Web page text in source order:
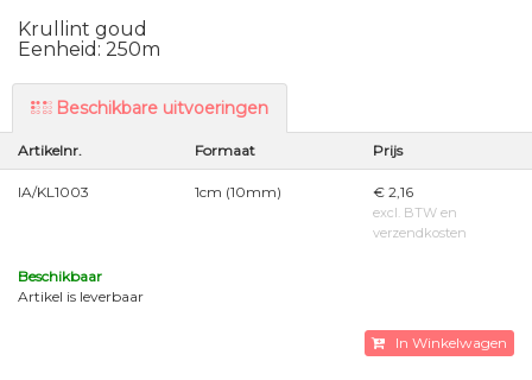
Krullint goud
Eenheid: 250m
Beschikbare uitvoeringen
Artikelnr. Formaat Prijs
IA/KL1003 1cm (10mm) € 2,16
excl. BTW en
verzendkosten
Beschikbaar
Artikel is leverbaar
In Winkelwagen